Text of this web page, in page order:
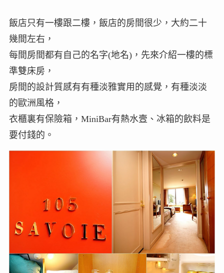
飯店只有一樓跟二樓，飯店的房間很少，大約二十
幾間左右，
每間房間都有自己的名字(地名)，先來介紹一樓的標
準雙床房，
房間的設計質感有有種淡雅實用的感覺，有種淡淡
的歐洲風格，
衣櫃裏有保險箱，MiniBar有熱水壼、冰箱的飲料是
要付錢的。